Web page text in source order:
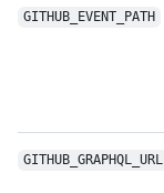
GITHUB_EVENT_PATH
GITHUB_GRAPHQL_ URL